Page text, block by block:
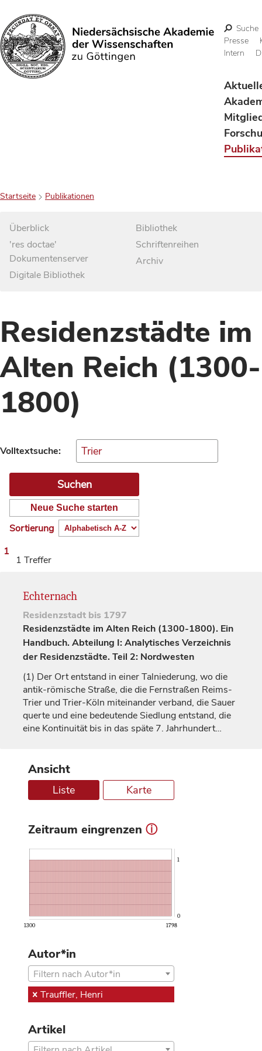
Suchen
Suche
Presse
Intern
Startseite Publikationen
Überblick
'res doctae'
Dokumentenserver
Digitale Bibliothek
Bibliothek
Schriftenreihen
Archiv
Residenzstädte im
Alten Reich (1300-
1800)
Volltextsuche:
Neue Suche starten
Sortierung
1
1 Treffer
Echternach
Residenzstadt bis 1797
Residenzstädte im Alten Reich (1300-1800). Ein
Handbuch. Abteilung I: Analytisches Verzeichnis
der Residenzstädte. Teil 2: Nordwesten
(1) Der Ort entstand in einer Talniederung, wo die
antik-römische Straße, die die Fernstraßen Reims-
Trier und Trier-Köln miteinander verband, die Sauer
querte und eine bedeutende Siedlung entstand, die
eine Kontinuität bis in das späte 7. Jahrhundert…
Ansicht
Liste Karte
Zeitraum eingrenzen ⓘ
1300 1798
0
1
Autor*in
Filtern nach Autor*in
Trauffler, Henri
Artikel